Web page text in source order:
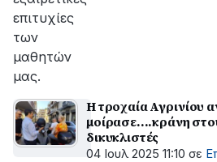
επιτυχίες
των
μαθητών
μας.
H τροχαία Αγρινίου
μοίρασε....κράνη
δικυκλιστές
04 Ιουλ 2025 11:10 σε